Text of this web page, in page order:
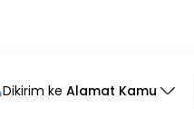
Dikirim ke Alamat Kamu